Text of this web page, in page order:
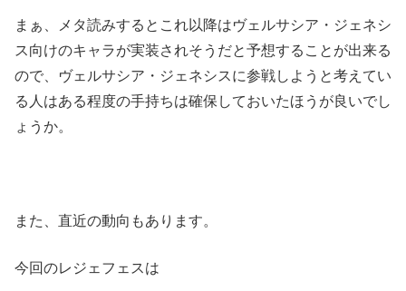
まぁ、メタ読みするとこれ以降はヴェルサシア・ジェネシ
ス向けのキャラが実装されそうだと予想することが出来る
ので、ヴェルサシア・ジェネシスに参戦しようと考えてい
る人はある程度の手持ちは確保しておいたほうが良いでし
ょうか。
また、直近の動向もあります。
今回のレジェフェスは